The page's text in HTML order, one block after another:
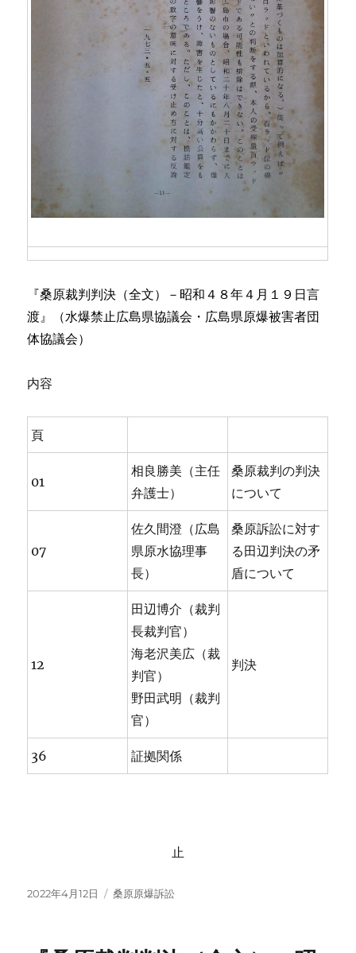
『桑原裁判判決（全文）－昭和４８年４月１９日言
渡』（水爆禁止広島県協議会・広島県原爆被害者団
体協議会）
内容
頁
01
相良勝美（主任
弁護士）
桑原裁判の判決
について
07
佐久間澄（広島
県原水協理事
長）
桑原訴訟に対す
る田辺判決の矛
盾について
12
田辺博介（裁判
長裁判官）
海老沢美広（裁
判官）
野田武明（裁判
官）
判決
36 証拠関係
止
投
2022年4月12日
カ
桑原原爆訴訟